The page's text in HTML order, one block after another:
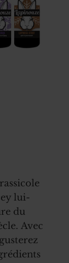
lui-
du
Avec